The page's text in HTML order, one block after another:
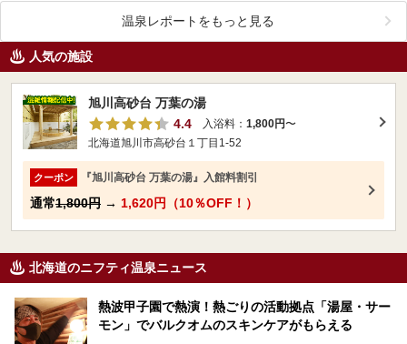
温泉レポートをもっと見る
人気の施設
旭川高砂台 万葉の湯
4.4
入浴料： 1,800円〜
北海道旭川市高砂台１丁目1-52
クーポン 『旭川高砂台 万葉の湯』入館料割引
通常1,800円 → 1,620円（10％OFF！）
北海道のニフティ温泉ニュース
熱波甲子園で熱演！熱ごりの活動拠点「湯屋・サー
モン」でバルクオムのスキンケアがもらえる